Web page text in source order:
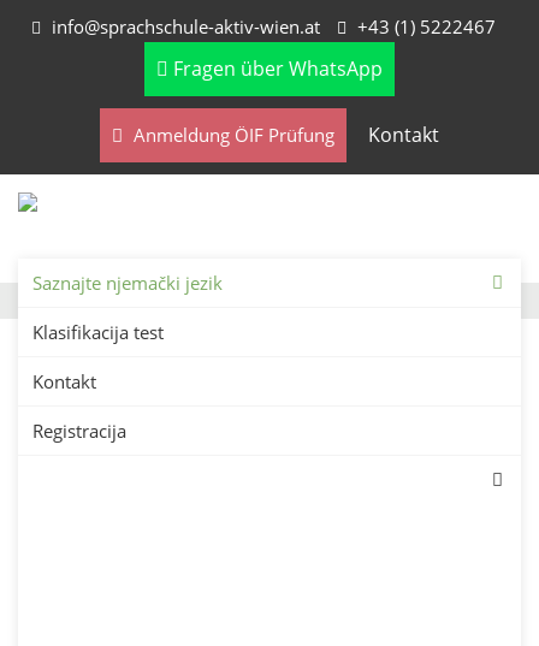
info@sprachschule-aktiv-wien.at +43 (1) 5222467
Fragen über WhatsApp
Anmeldung ÖIF Prüfung Kontakt
Saznajte njemački jezik
Klasifikacija test
Kontakt
Registracija